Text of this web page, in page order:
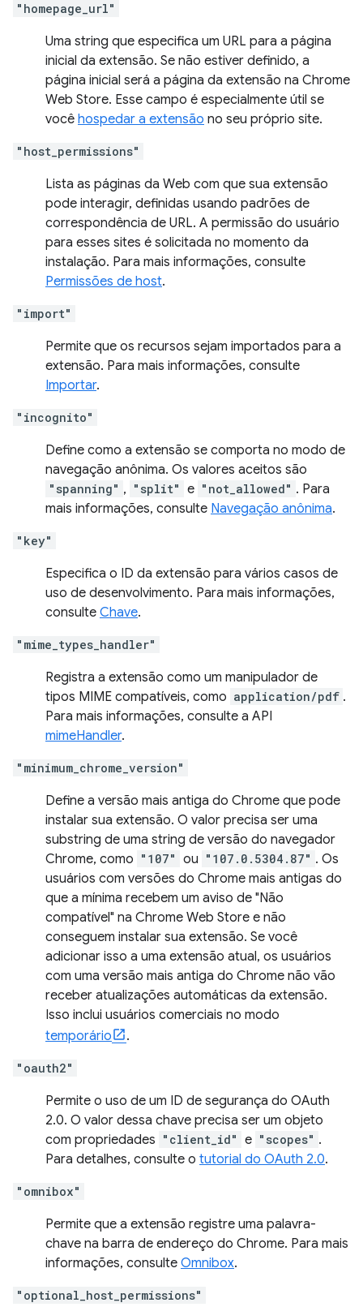
"homepage_url"
Uma string que especifica um URL para a página
inicial da extensão. Se não estiver definido, a
página inicial será a página da extensão na Chrome
Web Store. Esse campo é especialmente útil se
você hospedar a extensão no seu próprio site.
"host_permissions"
Lista as páginas da Web com que sua extensão
pode interagir, definidas usando padrões de
correspondência de URL. A permissão do usuário
para esses sites é solicitada no momento da
instalação. Para mais informações, consulte
Permissões de host.
"import"
Permite que os recursos sejam importados para a
extensão. Para mais informações, consulte
Importar.
"incognito"
Define como a extensão se comporta no modo de
navegação anônima. Os valores aceitos são
"spanning" , "split" e "not_allowed" . Para
mais informações, consulte Navegação anônima.
"key"
Especifica o ID da extensão para vários casos de
uso de desenvolvimento. Para mais informações,
consulte Chave.
"mime_types_handler"
Registra a extensão como um manipulador de
tipos MIME compatíveis, como application/pdf .
Para mais informações, consulte a API
mimeHandler.
"minimum_chrome_version"
Define a versão mais antiga do Chrome que pode
instalar sua extensão. O valor precisa ser uma
substring de uma string de versão do navegador
Chrome, como "107" ou "107.0.5304.87" . Os
usuários com versões do Chrome mais antigas do
que a mínima recebem um aviso de "Não
compatível" na Chrome Web Store e não
conseguem instalar sua extensão. Se você
adicionar isso a uma extensão atual, os usuários
com uma versão mais antiga do Chrome não vão
receber atualizações automáticas da extensão.
Isso inclui usuários comerciais no modo
temporário
.
"oauth2"
Permite o uso de um ID de segurança do OAuth
2.0. O valor dessa chave precisa ser um objeto
com propriedades "client_id" e "scopes" .
Para detalhes, consulte o tutorial do OAuth 2.0.
"omnibox"
Permite que a extensão registre uma palavra-
chave na barra de endereço do Chrome. Para mais
informações, consulte Omnibox.
"optional_host_permissions"